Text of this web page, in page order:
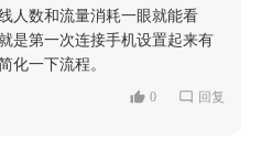
人数和流量消耗一眼就能看
是第一次连接手机设置起来有
化一下流程。
0 回复